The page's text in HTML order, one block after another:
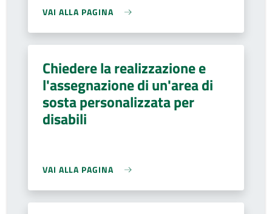
VAI ALLA PAGINA
Chiedere la realizzazione e
l'assegnazione di un'area di
sosta personalizzata per
disabili
VAI ALLA PAGINA